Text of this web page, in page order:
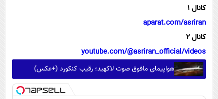
کانال 1
aparat.com/asriran
کانال 2
youtube.com/@asriran_official/videos
هواپیمای مافوق صوت لاکهید؛ رقیب کنکورد (+عکس)